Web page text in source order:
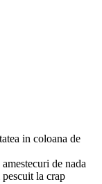
in coloana de
de nada
la crap